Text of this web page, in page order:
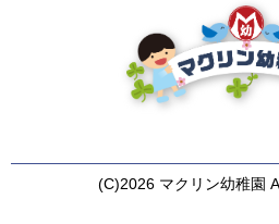
(C)2026 マクリン幼稚園